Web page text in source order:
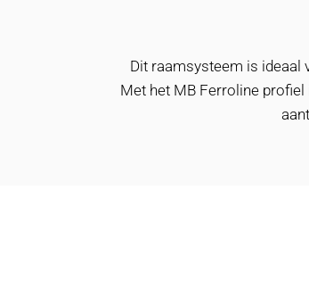
Dit raamsysteem is ideaal
Met het MB Ferroline